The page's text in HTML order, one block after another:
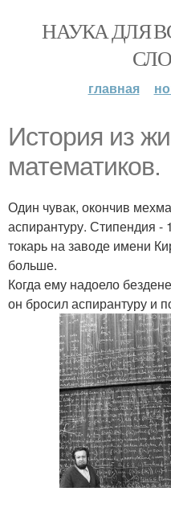
НАУКА ДЛЯ
главная
История из
математиков.
Один чувак, окончив
аспирантуру. Стипендия -
токарь на заводе имени
больше.
Когда ему надоело
он бросил аспирантуру и